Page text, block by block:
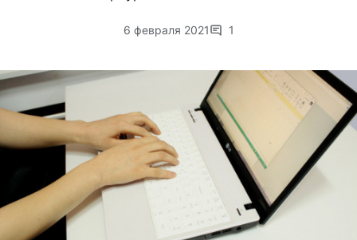
6 февраля 2021 1